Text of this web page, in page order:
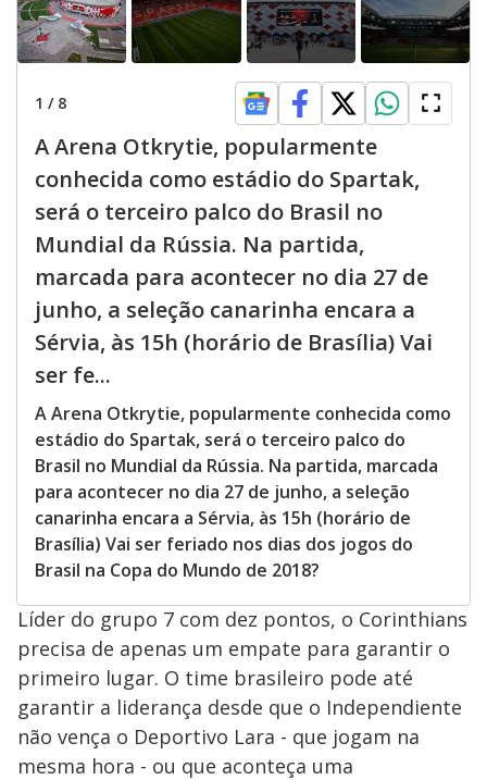
1 / 8
A Arena Otkrytie, popularmente
conhecida como estádio do Spartak,
será o terceiro palco do Brasil no
Mundial da Rússia. Na partida,
marcada para acontecer no dia 27 de
junho, a seleção canarinha encara a
Sérvia, às 15h (horário de Brasília) Vai
ser fe...
A Arena Otkrytie, popularmente conhecida como
estádio do Spartak, será o terceiro palco do
Brasil no Mundial da Rússia. Na partida, marcada
para acontecer no dia 27 de junho, a seleção
canarinha encara a Sérvia, às 15h (horário de
Brasília) Vai ser feriado nos dias dos jogos do
Brasil na Copa do Mundo de 2018?
Líder do grupo 7 com dez pontos, o Corinthians
precisa de apenas um empate para garantir o
primeiro lugar. O time brasileiro pode até
garantir a liderança desde que o Independiente
não vença o Deportivo Lara - que jogam na
mesma hora - ou que aconteça uma